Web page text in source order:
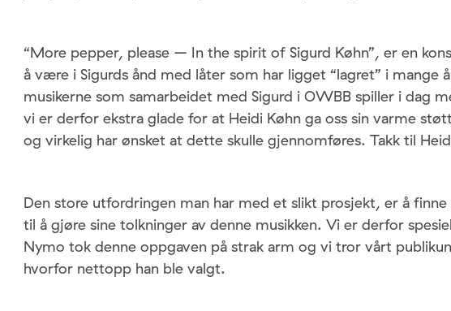
“More pepper, please – In the spirit of Sigurd Køhn”, er en
å være i Sigurds ånd med låter som har ligget “lagret” i mange
musikerne som samarbeidet med Sigurd i OWBB spiller i dag
vi er derfor ekstra glade for at Heidi Køhn ga oss sin varme
og virkelig har ønsket at dette skulle gjennomføres. Takk til
Den store utfordringen man har med et slikt prosjekt, er å
til å gjøre sine tolkninger av denne musikken. Vi er derfor
Nymo tok denne oppgaven på strak arm og vi tror vårt
hvorfor nettopp han ble valgt.